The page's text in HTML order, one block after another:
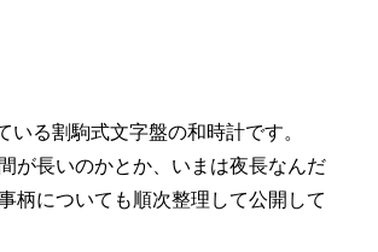
る割駒式文字盤の和時計です。
が長いのかとか、いまは夜長なんだ
柄についても順次整理して公開して